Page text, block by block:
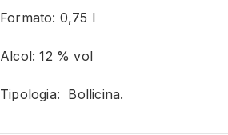
Formato: 0,75 l
Alcol: 12 % vol
Tipologia: Bollicina.